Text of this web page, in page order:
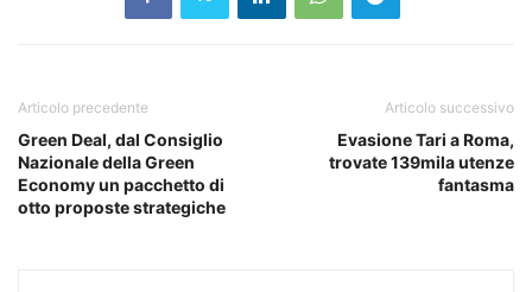
Articolo precedente
Green Deal, dal Consiglio
Nazionale della Green
Economy un pacchetto di
otto proposte strategiche
Articolo successivo
Evasione Tari a Roma,
trovate 139mila utenze
fantasma